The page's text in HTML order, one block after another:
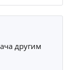
другим